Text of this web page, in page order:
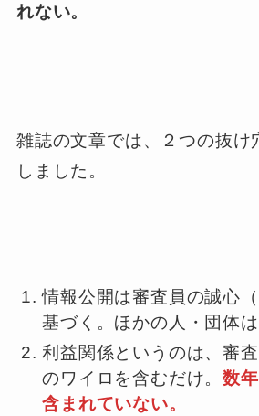
れない。
雑誌の文章では、２つの抜け
しました。
情報公開は審査員の誠心（
基づく。ほかの人・団体は
利益関係というのは、審
のワイロを含むだけ。数
含まれていない。